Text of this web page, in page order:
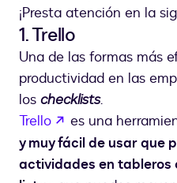
¡Presta atención en la
1. Trello
Una de las formas más
productividad en las
los checklists.
Trello
abre em uma
es una
y muy fácil de usar que
actividades en tableros